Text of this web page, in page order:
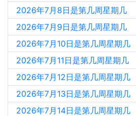
2026年7月8日是第几周星期几
2026年7月9日是第几周星期几
2026年7月10日是第几周星期几
2026年7月11日是第几周星期几
2026年7月12日是第几周星期几
2026年7月13日是第几周星期几
2026年7月14日是第几周星期几